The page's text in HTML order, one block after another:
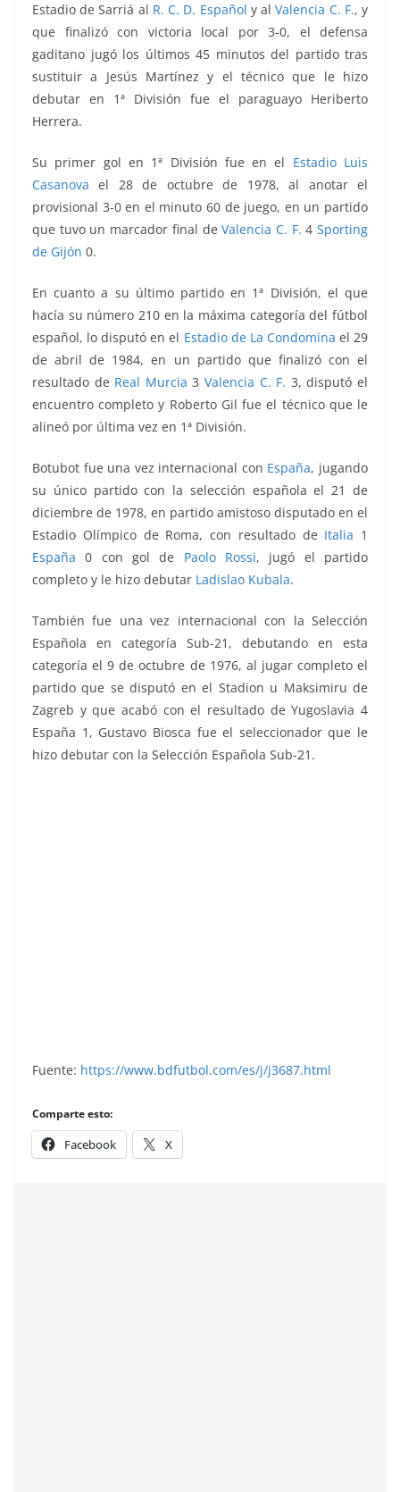
Estadio de Sarriá al R. C. D. Español y alValencia C. F., y
que finalizó con victoria local por 3-0, el defensa
gaditano jugó los últimos 45 minutos del partido tras
sustituir a Jesús Martínez y el técnico que le hizo
debutar en 1ª División fue el paraguayo Heriberto
Herrera.
Su primer gol en 1ª División fueen el Estadio Luis
Casanova el 28 de octubre de 1978, al anotar el
provisional 3-0 en el minuto 60 de juego, en un partido
que tuvo un marcador final deValencia C. F. 4Sporting
de Gijón 0.
En cuanto a su último partido en 1ª División, el que
hacía su número 210 en la máxima categoría del fútbol
español, lo disputó en el Estadio de La Condomina el 29
de abril de 1984, en un partido que finalizó con el
resultado de Real Murcia 3Valencia C. F. 3, disputó el
encuentro completo y Roberto Gil fue el técnico que le
alineó por última vez en 1ª División.
Botubot fue una vez internacional con España, jugando
su único partido con la selección española el 21 de
diciembre de 1978, en partido amistoso disputado en el
Estadio Olímpico de Roma, con resultado de Italia 1
España 0 con gol de Paolo Rossi, jugó el partido
completo y le hizo debutar Ladislao Kubala.
También fue una vez internacional con la Selección
Española en categoría Sub-21, debutando en esta
categoría el 9 de octubre de 1976, al jugar completo el
partido que se disputó en el Stadion u Maksimiru de
Zagreb y que acabó con el resultado de Yugoslavia 4
España 1, Gustavo Biosca fue el seleccionador que le
hizo debutar con la Selección Española Sub-21.
Fuente: https://www.bdfutbol.com/es/j/j3687.html
Comparte esto:
Facebook X